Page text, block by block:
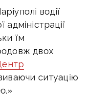
водії
адміністрації
їм
двох
ситуацію